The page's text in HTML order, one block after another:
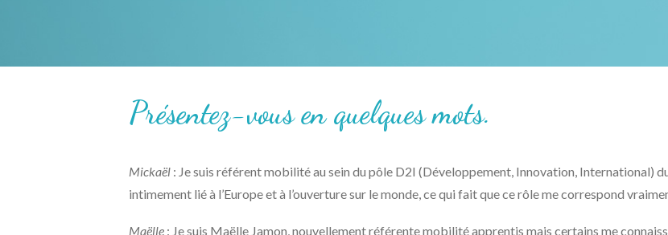
Présentez-vous en quelques mots.
Mickaël : Je suis référent mobilité au sein du pôle D2I (Développement, Innovation, International)
intimement lié à l’Europe et à l’ouverture sur le monde, ce qui fait que ce rôle me correspond
Maëlle : Je suis Maëlle Jamon, nouvellement référente mobilité apprentis mais certains me